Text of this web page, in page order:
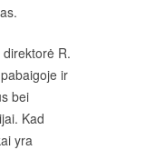
R.
ir
bei
Kad
yra